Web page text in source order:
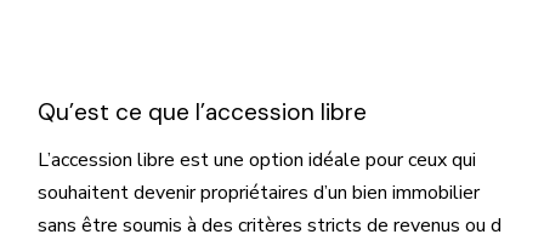
Qu’est ce que l’accession libre
L’accession libre est une option idéale pour ceux qui
souhaitent devenir propriétaires d’un bien immobilier
sans être soumis à des critères stricts de revenus ou d